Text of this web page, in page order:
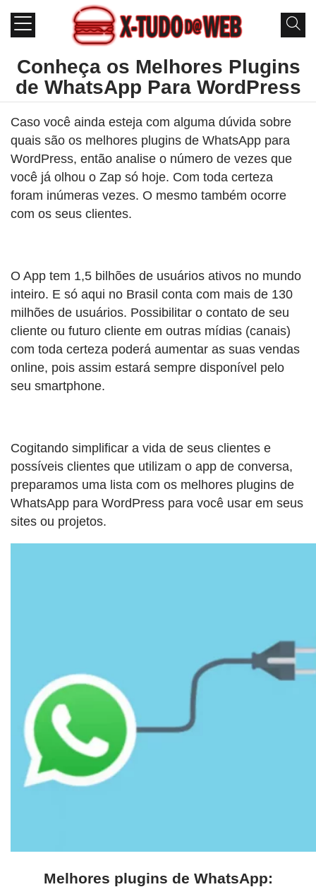
Conheça os Melhores Plugins
de WhatsApp Para WordPress
Caso você ainda esteja com alguma dúvida sobre
quais são os melhores plugins de WhatsApp para
WordPress, então analise o número de vezes que
você já olhou o Zap só hoje. Com toda certeza
foram inúmeras vezes. O mesmo também ocorre
com os seus clientes.
O App tem 1,5 bilhões de usuários ativos no mundo
inteiro. E só aqui no Brasil conta com mais de 130
milhões de usuários. Possibilitar o contato de seu
cliente ou futuro cliente em outras mídias (canais)
com toda certeza poderá aumentar as suas vendas
online, pois assim estará sempre disponível pelo
seu smartphone.
Cogitando simplificar a vida de seus clientes e
possíveis clientes que utilizam o app de conversa,
preparamos uma lista com os melhores plugins de
WhatsApp para WordPress para você usar em seus
sites ou projetos.
Melhores plugins de WhatsApp: